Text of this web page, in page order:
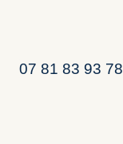
07 81 83 93 78